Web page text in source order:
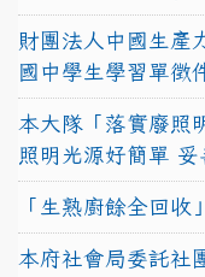
財團法人中國生產
國中學生學習單徵
本大隊「落實廢照
照明光源好簡單
「生熟廚餘全回
本府社會局委託社